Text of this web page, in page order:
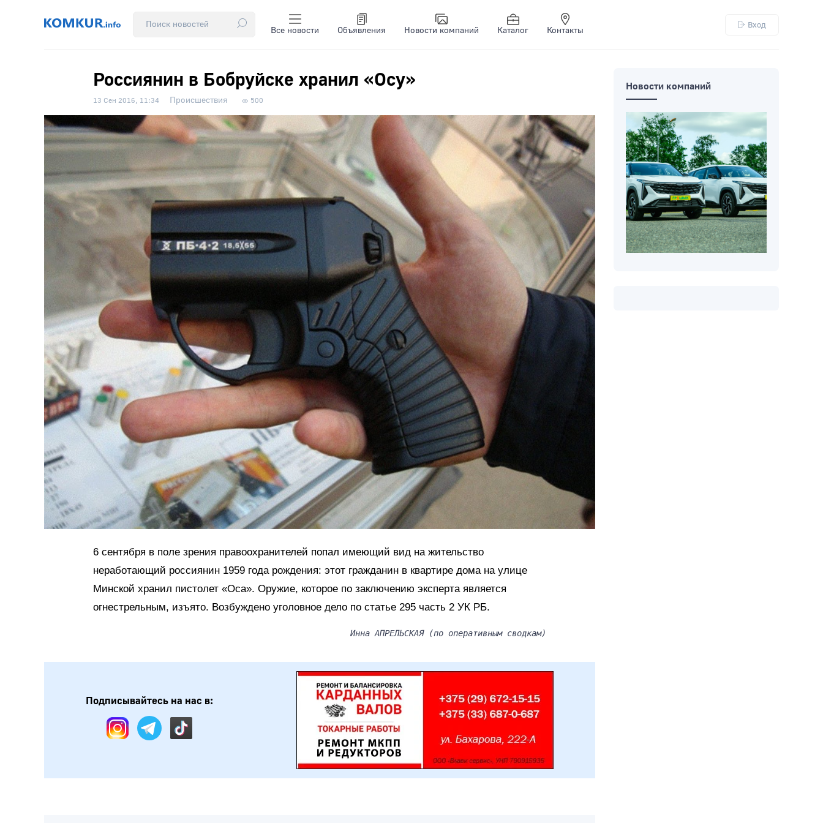
Все новости Объявления Новости компаний Каталог Контакты
Вход
Россиянин в Бобруйске хранил «Осу»
13 Сен 2016, 11:34 Происшествия 500
6 сентября в поле зрения правоохранителей попал имеющий вид на жительство
неработающий россиянин 1959 года рождения: этот гражданин в квартире дома на улице
Минской хранил пистолет «Оса». Оружие, которое по заключению эксперта является
огнестрельным, изъято. Возбуждено уголовное дело по статье 295 часть 2 УК РБ.
Инна АПРЕЛЬСКАЯ (по оперативным сводкам)
Подписывайтесь на нас в:
Новости компаний